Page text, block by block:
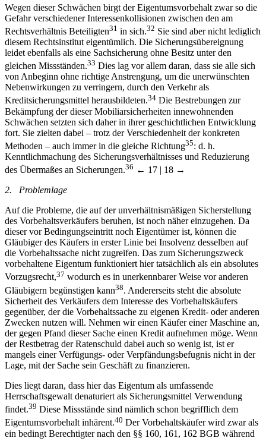
Wegen dieser Schwächen birgt der Eigentumsvorbehalt zwar so die
Gefahr verschiedener Interessenkollisionen zwischen den am
Rechtsverhältnis Beteiligten31in sich.32 Sie sind aber nicht lediglich
diesem Rechtsinstitut eigentümlich. Die Sicherungsübereignung
leidet ebenfalls als eine Sachsicherung ohne Besitz unter den
gleichen Missständen.33Dies lag vor allem daran, dass sie alle sich
von Anbeginn ohne richtige Anstrengung, um die unerwünschten
Nebenwirkungen zu verringern, durch den Verkehr als
Kreditsicherungsmittel herausbildeten.34Die Bestrebungen zur
Bekämpfung der dieser Mobiliarsicherheiten innewohnenden
Schwächen setzten sich daher in ihrer geschichtlichen Entwicklung
fort. Sie zielten dabei – trotz der Verschiedenheit der konkreten
Methoden – auch immer in die gleiche Richtung35: d. h.
Kenntlichmachung des Sicherungsverhältnisses und Reduzierung
Auf die Probleme, die auf der unverhältnismäßigen Sicherstellung
des Vorbehaltsverkäufers beruhen, ist noch näher einzugehen. Da
dieser vor Bedingungseintritt noch Eigentümer ist, können die
Gläubiger des Käufers in erster Linie bei Insolvenz desselben auf
die Vorbehaltssache nicht zugreifen. Das zum Sicherungszweck
vorbehaltene Eigentum funktioniert hier tatsächlich als ein absolutes
Vorzugsrecht,
wodurch es in unerkennbarer Weise vor anderen
Gläubigern begünstigen kann38. Andererseits steht die absolute
Sicherheit des Verkäufers dem Interesse des Vorbehaltskäufers
gegenüber, der die Vorbehaltssache zu eigenen Kredit- oder anderen
Zwecken nutzen will. Nehmen wir einen Käufer einer Maschine an,
der gegen Pfand dieser Sache einen Kredit aufnehmen möge. Wenn
der Restbetrag der Ratenschuld dabei auch so wenig ist, ist er
mangels einer Verfügungs- oder Verpfändungsbefugnis nicht in der
Dies liegt daran, dass hier das Eigentum als umfassende
Herrschaftsgewalt denaturiert als Sicherungsmittel Verwendung
findet.
Diese Missstände sind nämlich schon begrifflich dem
Eigentumsvorbehalt inhärent. 40Der Vorbehaltskäufer wird zwar als